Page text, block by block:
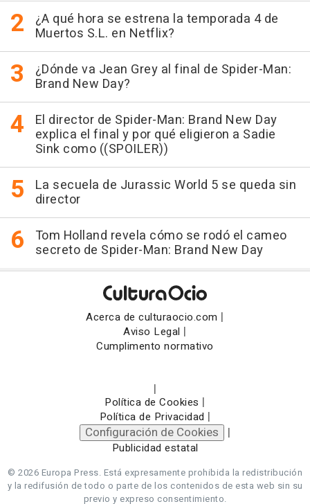
¿A qué hora se estrena la temporada 4 de
Muertos S.L. en Netflix?
¿Dónde va Jean Grey al final de Spider-Man:
Brand New Day?
El director de Spider-Man: Brand New Day
explica el final y por qué eligieron a Sadie
Sink como ((SPOILER))
La secuela de Jurassic World 5 se queda sin
director
Tom Holland revela cómo se rodó el cameo
secreto de Spider-Man: Brand New Day
Acerca de culturaocio.com |
Aviso Legal |
Cumplimento normativo
|
Política de Cookies |
Política de Privacidad |
Configuración de Cookies |
Publicidad estatal
© 2026 Europa Press. Está expresamente prohibida la redistribución
y la redifusión de todo o parte de los contenidos de esta web sin su
previo y expreso consentimiento.